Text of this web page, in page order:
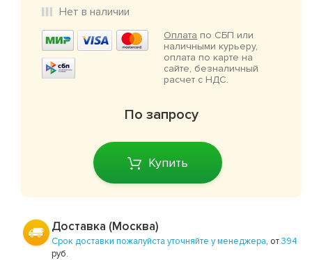
Нет в наличии
Оплата по СБП или
наличными курьеру,
оплата по карте на
сайте, безналичный
расчет с НДС.
По запросу
Купить
Доставка (Москва)
Срок доставки пожалуйста уточняйте у менеджера, от394
руб.